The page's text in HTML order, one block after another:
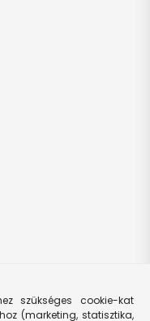
szükséges cookie-kat
(marketing, statisztika,